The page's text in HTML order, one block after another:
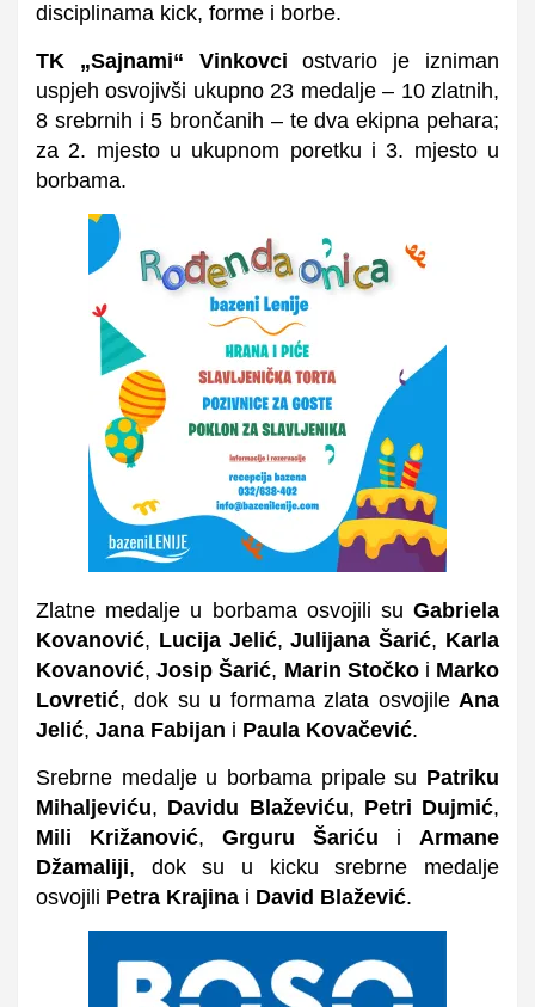
disciplinama kick, forme i borbe.
TK „Sajnami“ Vinkovci ostvario je izniman
uspjeh osvojivši ukupno 23 medalje – 10 zlatnih,
8 srebrnih i 5 brončanih – te dva ekipna pehara;
za 2. mjesto u ukupnom poretku i 3. mjesto u
borbama.
Zlatne medalje u borbama osvojili su Gabriela
Kovanović, Lucija Jelić,Julijana Šarić, Karla
Kovanović,Josip Šarić, Marin Stočkoi Marko
Lovretić, dok su u formama zlata osvojile Ana
Jelić, Jana Fabijan i Paula Kovačević.
Srebrne medalje u borbama pripale su Patriku
Mihaljeviću, Davidu Blaževiću, Petri Dujmić,
Mili Križanović, Grguru Šariću i Armane
Džamaliji, dok su u kicku srebrne medalje
osvojili Petra Krajina i David Blažević.